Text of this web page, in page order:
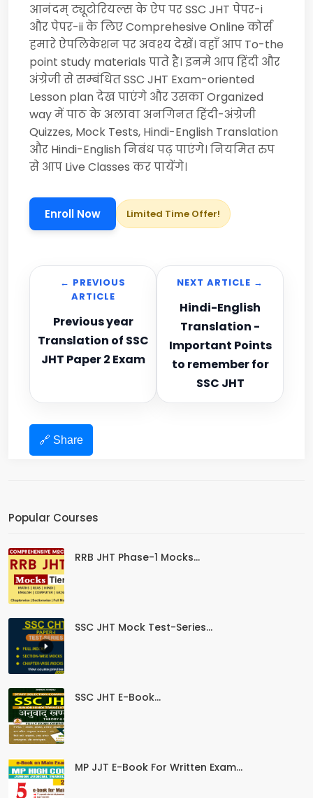
आनंदम् ट्यूटोरियल्स के ऐप परSSC JHT पेपर-i
और पेपर-ii के लिएComprehesive Online कोर्स
हमारे ऐपलिकेशन पर अवश्य देखें। वहाँ आप To-the
point study materials पाते है। इनमे आप हिंदी और
अंग्रेजी से सम्बंधितSSC JHT Exam-oriented
Lesson planदेख पाएंगे और उसकाOrganized
wayमें पाठ के अलावा अनगिनत हिंदी-अंग्रेजी
Quizzes, Mock Tests, Hindi-English Translation
और Hindi-Englishनिबंध पढ़ पाएंगे। नियमित रुप
से आप Live Classes कर पायेंगे।
Enroll Now Limited Time Offer!
← PREVIOUS
ARTICLE
Previous year
Translation of SSC
JHT Paper 2 Exam
NEXT ARTICLE →
Hindi-English
Translation -
Important Points
to remember for
SSC JHT
🔗 Share
Popular Courses
RRB JHT Phase-1 Mocks...
SSC JHT Mock Test-Series...
SSC JHT E-Book...
MP JJT E-Book For Written Exam...